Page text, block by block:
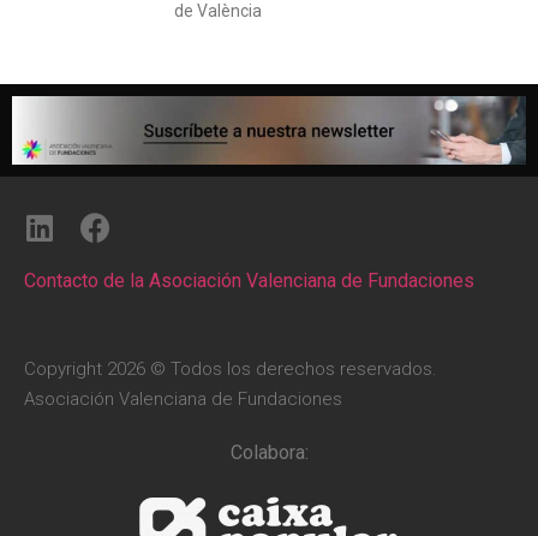
de València
Contacto de la Asociación Valenciana de Fundaciones
Copyright 2026 © Todos los derechos reservados.
Asociación Valenciana de Fundaciones
Colabora: